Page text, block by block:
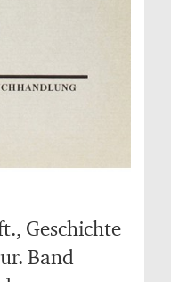
Geschichte
Band